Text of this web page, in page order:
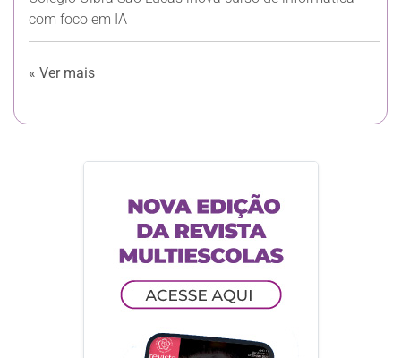
com foco em IA
« Ver mais